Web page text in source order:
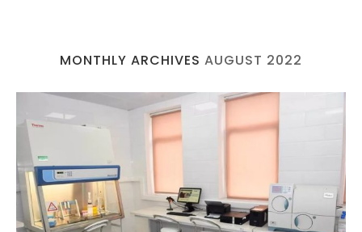
MONTHLY ARCHIVES AUGUST 2022